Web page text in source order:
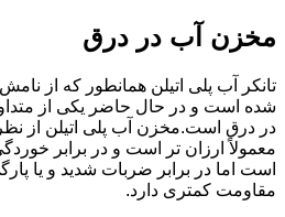
مخزن آب در درق
تانکر آب پلی اتیلن همانطور که از نامش
شده است و در حال حاضر یکی از
در درق است.مخزن آب پلی اتیلن از
معمولاً ارزان تر است و در برابر
است اما در برابر ضربات شدید و یا
مقاومت کمتری دارد.